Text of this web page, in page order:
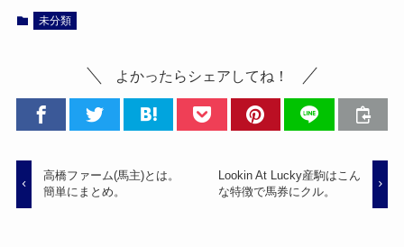
未分類
よかったらシェアしてね！
高橋ファーム(馬主)とは。
簡単にまとめ。
Lookin At Lucky産駒はこん
な特徴で馬券にクル。